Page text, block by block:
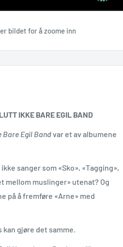
bildet for å zoome inn
IKKE BARE EGIL BAND
Egil Bandvar et av albumene
sanger som «Sko», «Tagging»,
mellom muslinger» utenat? Og
på å fremføre «Arne» med
gjøre det samme.